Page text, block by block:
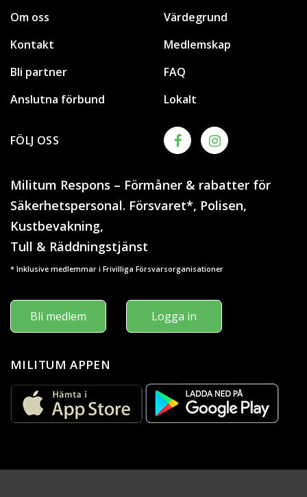
Om oss
Kontakt
Bli partner
Anslutna förbund
Värdegrund
Medlemskap
FAQ
Lokalt
FÖLJ OSS
Militum Respons – Förmåner & rabatter för
Säkerhetspersonal. Försvaret*, Polisen,
Kustbevakning,
Tull & Räddningstjänst
* Inklusive medlemmar i Frivilliga Försvarsorganisationer
Bli medlem Logga in
MILITUM APPEN